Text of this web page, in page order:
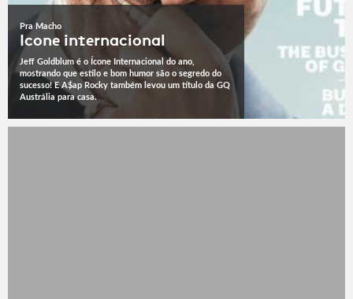
Pra Macho
Icone internacional
Jeff Goldblum é o Ícone Internacional do ano,
mostrando que estilo e bom humor são o segredo do
sucesso! E A$ap Rocky também levou um título da GQ
Austrália para casa.